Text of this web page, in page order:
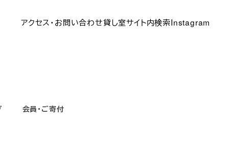
アクセス・お問い合わせ貸し室サイト内検索Instagram
会員・ご寄付